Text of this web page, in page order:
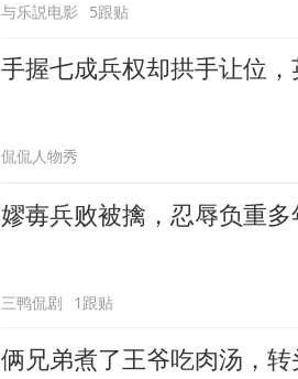
与乐説电影 5跟贴
手握七成兵权却拱手让位
侃侃人物秀
嫪毐兵败被擒，忍辱负重
三鸭侃剧 1跟贴
俩兄弟煮了王爷吃肉汤，